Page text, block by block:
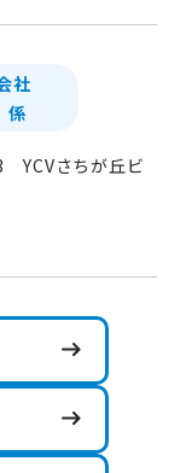
社
係
YCVさちが丘ビ